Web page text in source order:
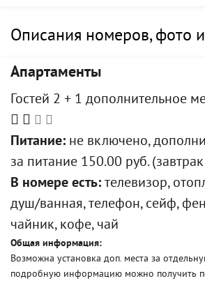
Описания номеров, фото
Апартаменты
Гостей 2 + 1 дополнительное
Питание: не включено,
за питание 150.00 руб.
В номере есть: телевизор,
душ/ванная, телефон, сейф,
чайник, кофе, чай
Общая информация:
Возможна установка доп. места за
подробную информацию можно получить